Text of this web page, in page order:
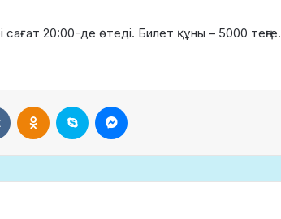
20:00-де өтеді. Билет құны – 5000 теңге.
VKontakteOdnoklassniki
Skype